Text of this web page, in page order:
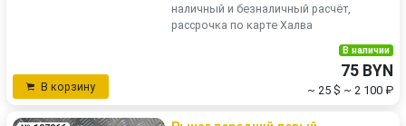
наличный и безналичный расчёт,
рассрочка по карте Халва
В корзину
В наличии
75 BYN
~ 25 $ ~ 2 100 ₽